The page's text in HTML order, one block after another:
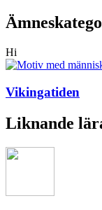
Hi
Vikingatiden
Liknande